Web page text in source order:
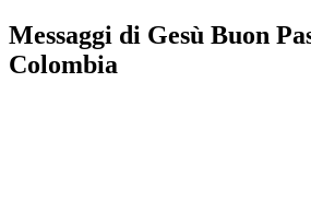
Messaggi di Gesù Buon
Colombia